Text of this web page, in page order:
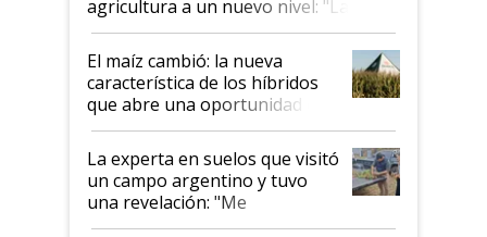
agricultura a un nuevo nivel: "Las
posibilidades de crecimiento son
infinitas"
El maíz cambió: la nueva
característica de los híbridos
que abre una oportunidad en
el lote
La experta en suelos que visitó
un campo argentino y tuvo
una revelación: "Me
impresionó mucho"